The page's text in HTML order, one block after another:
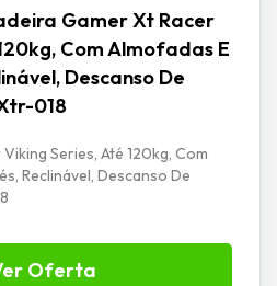
Gamer Xt Racer
Com Almofadas E
Descanso De
018
Series, Até 120kg, Com
Reclinável, Descanso De
Oferta